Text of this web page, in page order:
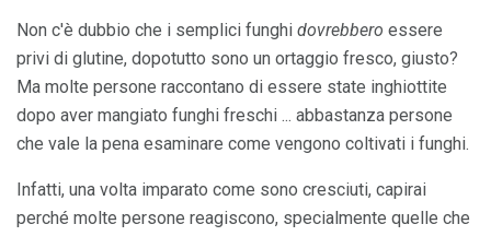
Non c'è dubbio che i semplici funghi dovrebbero essere
privi di glutine, dopotutto sono un ortaggio fresco, giusto?
Ma molte persone raccontano di essere state inghiottite
dopo aver mangiato funghi freschi ... abbastanza persone
che vale la pena esaminare come vengono coltivati ​​i funghi.
Infatti, una volta imparato come sono cresciuti, capirai
perché molte persone reagiscono, specialmente quelle che